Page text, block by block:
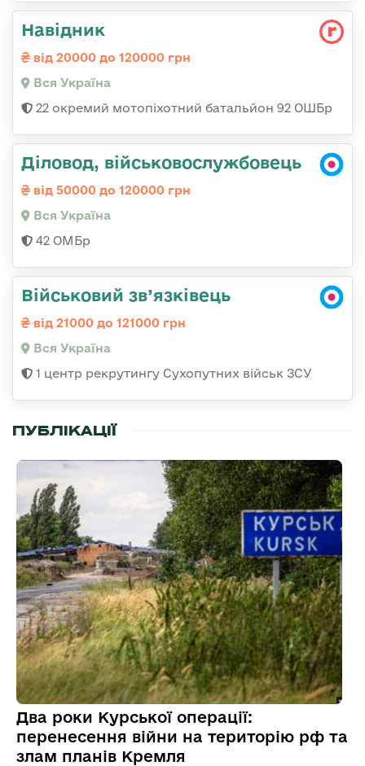
Навідник
від 20000 до 120000 грн
Вся Україна
22 окремий мотопіхотний батальйон 92 ОШБр
Діловод, військовослужбовець
від 50000 до 120000 грн
Вся Україна
42 ОМБр
Військовий зв’язківець
від 21000 до 121000 грн
Вся Україна
1 центр рекрутингу Сухопутних військ ЗСУ
ПУБЛІКАЦІЇ
Два роки Курської операції:
перенесення війни на територію рф та
злам планів Кремля